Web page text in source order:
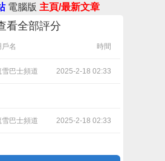
電腦版 主頁/最新文章
看全部評分
戶名 時間
雪巴士頻道 2025-2-18 02:33
雪巴士頻道 2025-2-18 02:33